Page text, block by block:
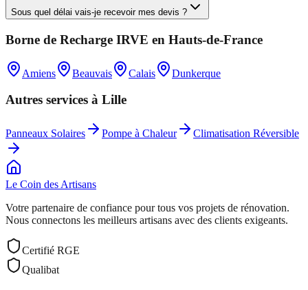
Sous quel délai vais-je recevoir mes devis ?
Borne de Recharge IRVE en Hauts-de-France
Amiens Beauvais Calais Dunkerque
Autres services à Lille
Panneaux Solaires Pompe à Chaleur Climatisation Réversible
Le Coin des Artisans
Votre partenaire de confiance pour tous vos projets de rénovation.
Nous connectons les meilleurs artisans avec des clients exigeants.
Certifié RGE
Qualibat